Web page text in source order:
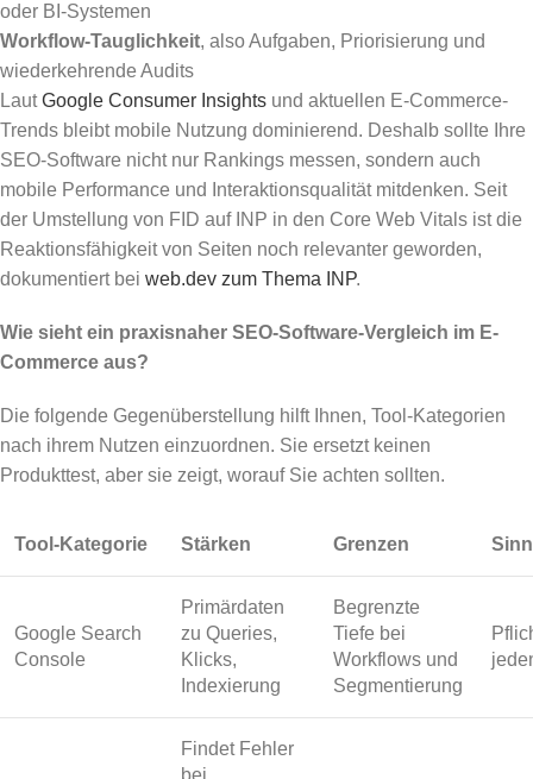
oder BI-Systemen
Workflow-Tauglichkeit, also Aufgaben, Priorisierung und
wiederkehrende Audits
LautGoogle Consumer Insights und aktuellen E-Commerce-
Trends bleibt mobile Nutzung dominierend. Deshalb sollte Ihre
SEO-Software nicht nur Rankings messen, sondern auch
mobile Performance und Interaktionsqualität mitdenken. Seit
der Umstellung von FID auf INP in den Core Web Vitals ist die
Reaktionsfähigkeit von Seiten noch relevanter geworden,
dokumentiert bei web.dev zum Thema INP.
Wie sieht ein praxisnaher SEO-Software-Vergleich im E-
Commerce aus?
Die folgende Gegenüberstellung hilft Ihnen, Tool-Kategorien
nach ihrem Nutzen einzuordnen. Sie ersetzt keinen
Produkttest, aber sie zeigt, worauf Sie achten sollten.
Tool-Kategorie Stärken Grenzen
Google Search
Console
Primärdaten
zu Queries,
Klicks,
Indexierung
Begrenzte
Tiefe bei
Workflows und
Segmentierung
Findet Fehler
bei